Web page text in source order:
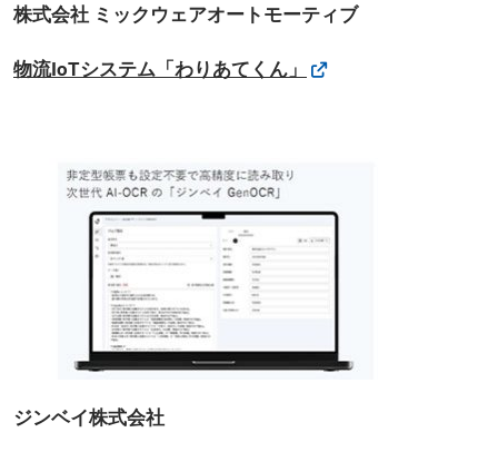
株式会社 ミックウェアオートモーティブ
物流IoTシステム「わりあてくん」
ジンベイ株式会社